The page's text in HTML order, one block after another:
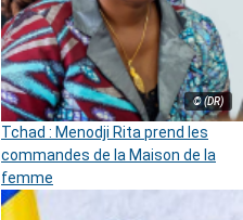
© (DR)
Tchad : Menodji Rita prend les
commandes de la Maison de la
femme